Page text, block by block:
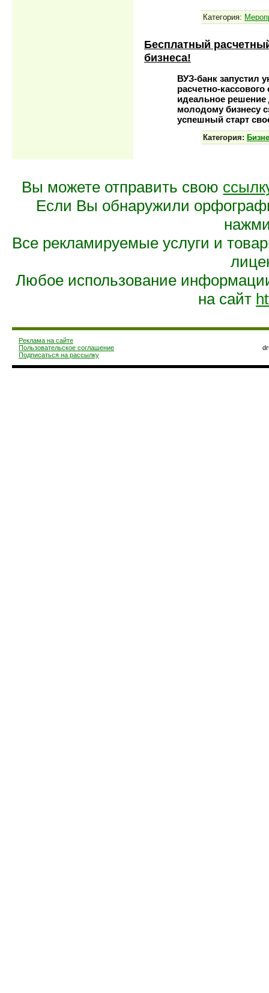
Категория:
Бесплатный
бизнеса!
ВУЗ-банк запустил
расчетно-
идеальное решение
молодому бизнесу
успешный старт
Категория:
Вы можете отправить свою
Если Вы обнаружили
Все рекламируемые услуги и
Любое использование
на сайт
Реклама на сайте
Пользовательское соглашение
Подписаться на рассылку